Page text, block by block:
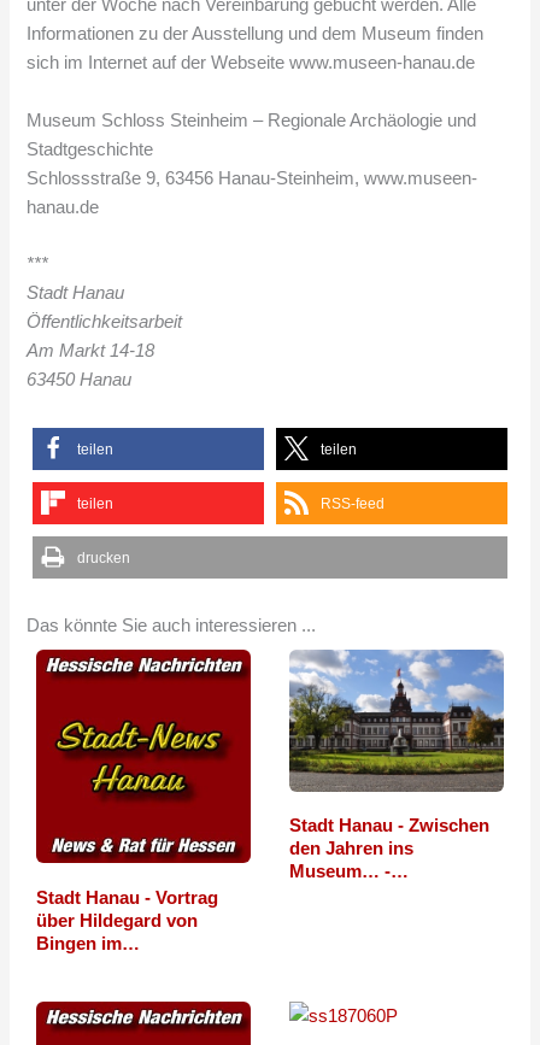
unter der Woche nach Vereinbarung gebucht werden. Alle
Informationen zu der Ausstellung und dem Museum finden
sich im Internet auf der Webseite www.museen-hanau.de
Museum Schloss Steinheim – Regionale Archäologie und
Stadtgeschichte
Schlossstraße 9, 63456 Hanau-Steinheim, www.museen-
hanau.de
***
Stadt Hanau
Öffentlichkeitsarbeit
Am Markt 14-18
63450 Hanau
teilen teilen
teilen RSS-feed
drucken
Das könnte Sie auch interessieren ...
Stadt Hanau - Vortrag
über Hildegard von
Bingen im…
Stadt Hanau - Zwischen
den Jahren ins
Museum… -…